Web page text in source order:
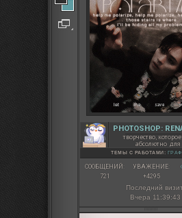
PHOTOSHOP:
творчество,
абсолютно для
ТЕМЫ С РАБОТАМИ:
СООБЩЕНИЙ:
721
УВАЖЕНИЕ:
+4295
Последний
Вчера 11:39:43